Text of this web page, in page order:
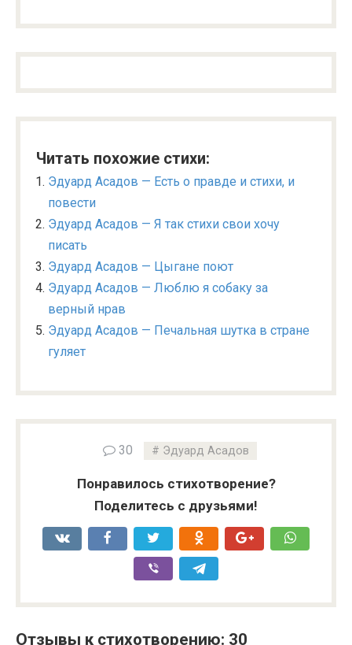
Читать похожие стихи:
Эдуард Асадов — Есть о правде и стихи, и
повести
Эдуард Асадов — Я так стихи свои хочу
писать
Эдуард Асадов — Цыгане поют
Эдуард Асадов — Люблю я собаку за
верный нрав
Эдуард Асадов — Печальная шутка в стране
гуляет
30 Эдуард Асадов
Понравилось стихотворение?
Поделитесь с друзьями!
Отзывы к стихотворению: 30